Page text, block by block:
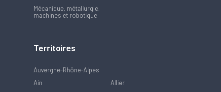
Mécanique, métallurgie,
machines et robotique
Territoires
Auvergne-Rhône-Alpes
Ain
Allier